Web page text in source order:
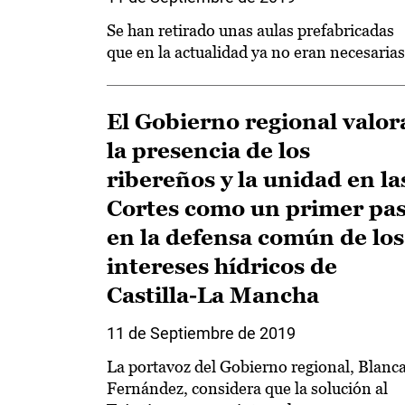
Se han retirado unas aulas prefabricadas
que en la actualidad ya no eran necesarias
El Gobierno regional
la presencia de los
ribereños y la unidad en
Cortes como un primer
en la defensa común de los
intereses hídricos de
Castilla-La Mancha
11 de Septiembre de 2019
La portavoz del Gobierno regional, Blanca
Fernández, considera que la solución al